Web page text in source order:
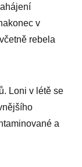
v
rebela
Loni v létě se
a